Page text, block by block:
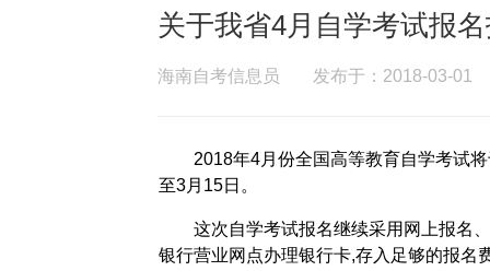
关于我省4月自学考试报
海南自考信息员 发布于：2018-03-01
2018年4月份全国高等教育自学考试
至3月15日。
这次自学考试报名继续采用网上报名
银行营业网点办理银行卡,存入足够的报名